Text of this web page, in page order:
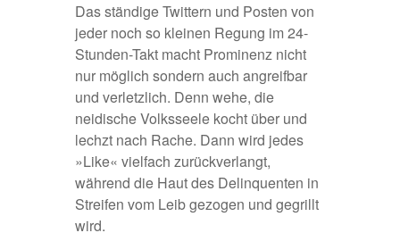
Das ständige Twittern und Posten von
jeder noch so kleinen Regung im 24-
Stunden-Takt macht Prominenz nicht
nur möglich sondern auch angreifbar
und verletzlich. Denn wehe, die
neidische Volksseele kocht über und
lechzt nach Rache. Dann wird jedes
»Like« vielfach zurückverlangt,
während die Haut des Delinquenten in
Streifen vom Leib gezogen und gegrillt
wird.